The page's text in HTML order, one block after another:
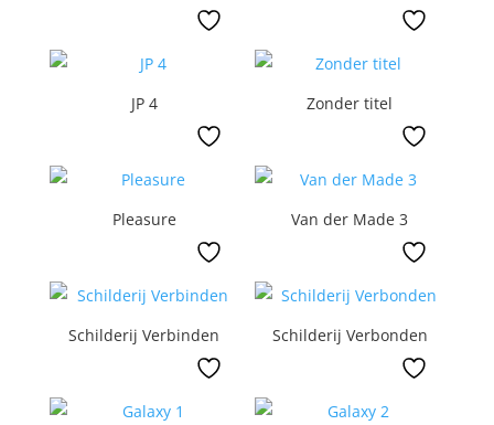
JP 4 Zonder titel
Pleasure Van der Made 3
Schilderij Verbinden Schilderij Verbonden